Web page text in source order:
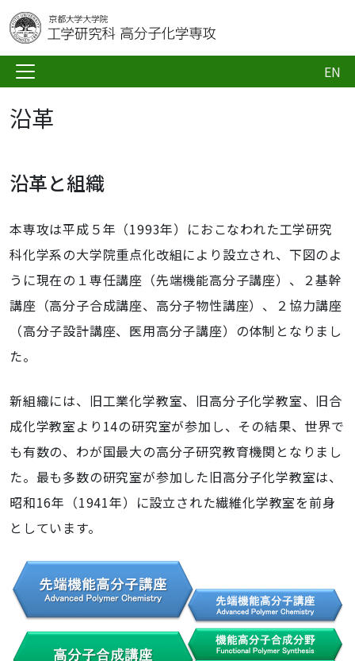
EN
沿革
沿革と組織
本専攻は平成５年（1993年）におこなわれた工学研究
科化学系の大学院重点化改組により設立され、下図のよ
うに現在の１専任講座（先端機能高分子講座）、２基幹
講座（高分子合成講座、高分子物性講座）、２協力講座
（高分子設計講座、医用高分子講座）の体制となりまし
た。
新組織には、旧工業化学教室、旧高分子化学教室、旧合
成化学教室より14の研究室が参加し、その結果、世界で
も有数の、わが国最大の高分子研究教育機関となりまし
た。最も多数の研究室が参加した旧高分子化学教室は、
昭和16年（1941年）に設立された繊維化学教室を前身
としています。